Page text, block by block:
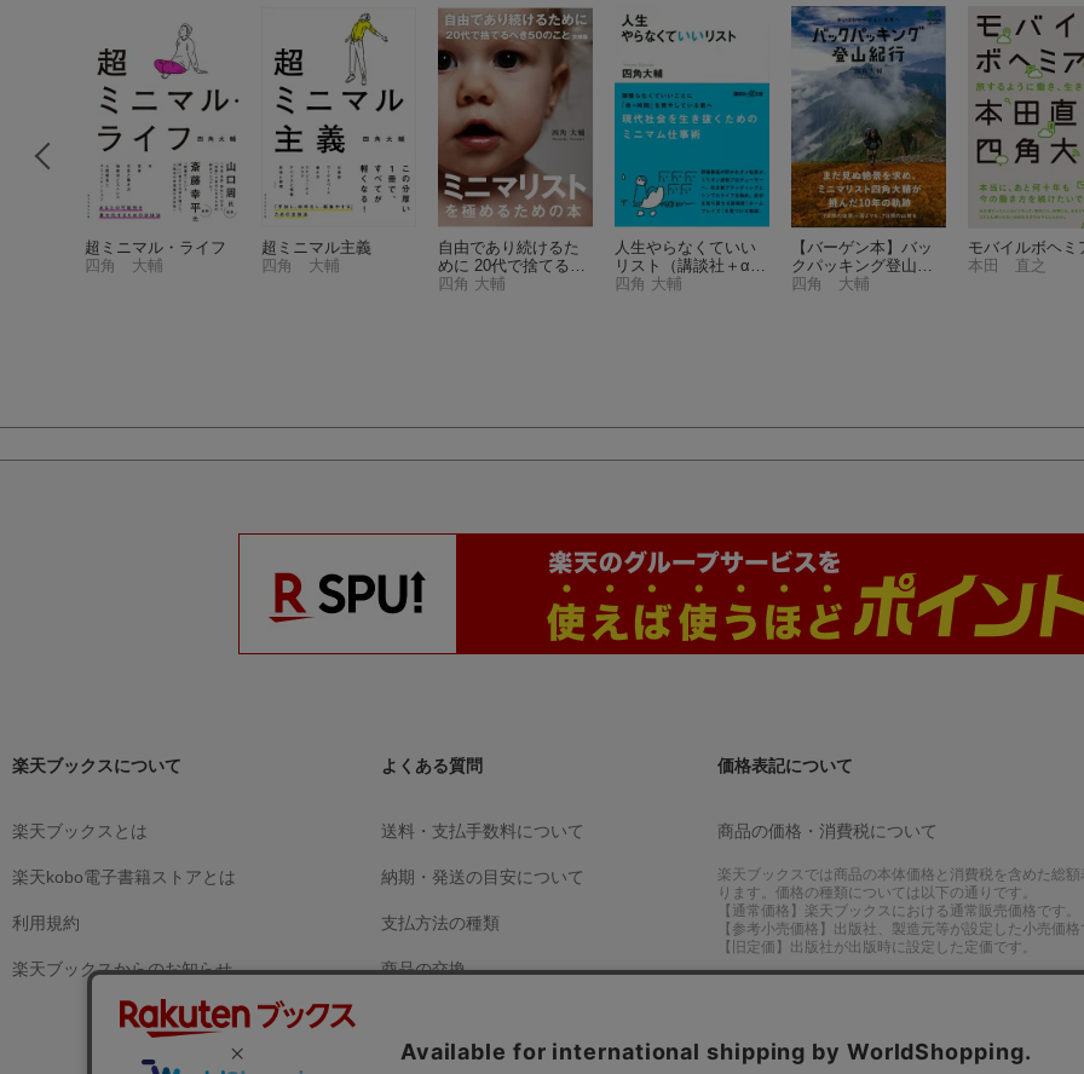
超ミニマル・ライフ
四角 大輔
超ミニマル主義
四角 大輔
自由であり続けるた
めに 20代で捨てるべ
き50のこと 文庫版
四角 大輔
人生やらなくていい
リスト
（講談社＋α文
庫）
四角 大輔
【バーゲン本】バッ
クパッキング登山紀
行
四角 大輔
モバイルボヘミ
本田 直之
楽天ブックスについて
楽天ブックスとは
楽天kobo電子書籍ストアとは
利用規約
楽天ブックスからのお知らせ
よくある質問
送料・支払手数料について
納期・発送の目安について
支払方法の種類
商品の交換
注文内容のキャンセル・変更について
価格表記について
商品の価格・消費税について
楽天ブックスでは商品の本体価格と消費税を含めた総額
ります。価格の種類については以下の通りです。
【通常価格】楽天ブックスにおける通常販売価格です。
【参考小売価格】出版社、製造元等が設定した小売価格
【旧定価】出版社が出版時に設定した定価です。